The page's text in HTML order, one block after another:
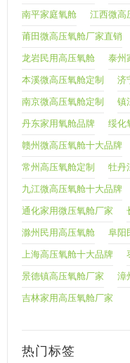
南平家庭氧舱 江西微高
莆田微高压氧舱厂家直销
龙岩民用高压氧舱 泰州
本溪微高压氧舱定制 济
南京微高压氧舱定制 镇
丹东家用氧舱品牌 绥化
赣州微高压氧舱十大品牌
常州高压氧舱定制 牡丹
九江微高压氧舱十大品牌
通化家用微压氧舱厂家
滁州民用高压氧舱 阜阳
上海高压氧舱十大品牌
景德镇高压氧舱厂家 漳
吉林家用高压氧舱厂家
热门标签